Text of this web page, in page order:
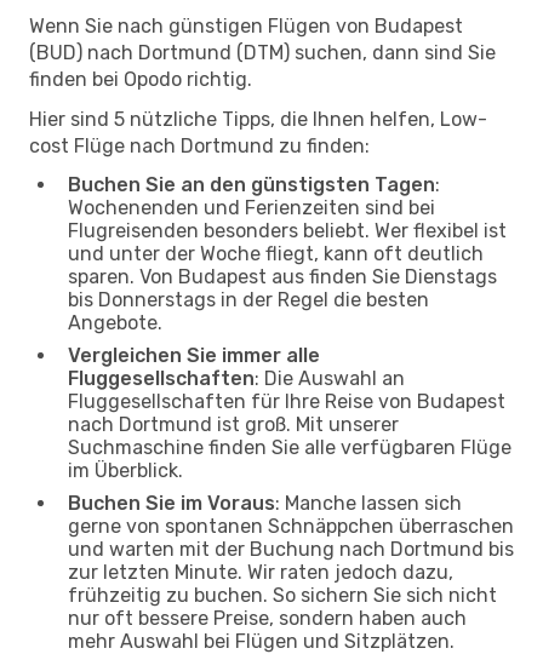
Wenn Sie nach günstigen Flügen von Budapest
(BUD) nach Dortmund (DTM) suchen, dann sind Sie
finden bei Opodo richtig.
Hier sind 5 nützliche Tipps, die Ihnen helfen, Low-
cost Flüge nach Dortmund zu finden:
Buchen Sie an den günstigsten Tagen:
Wochenenden und Ferienzeiten sind bei
Flugreisenden besonders beliebt. Wer flexibel ist
und unter der Woche fliegt, kann oft deutlich
sparen. Von Budapest aus finden Sie Dienstags
bis Donnerstags in der Regel die besten
Angebote.
Vergleichen Sie immer alle
Fluggesellschaften: Die Auswahl an
Fluggesellschaften für Ihre Reise von Budapest
nach Dortmund ist groß. Mit unserer
Suchmaschine finden Sie alle verfügbaren Flüge
im Überblick.
Buchen Sie im Voraus: Manche lassen sich
gerne von spontanen Schnäppchen überraschen
und warten mit der Buchung nach Dortmund bis
zur letzten Minute. Wir raten jedoch dazu,
frühzeitig zu buchen. So sichern Sie sich nicht
nur oft bessere Preise, sondern haben auch
mehr Auswahl bei Flügen und Sitzplätzen.